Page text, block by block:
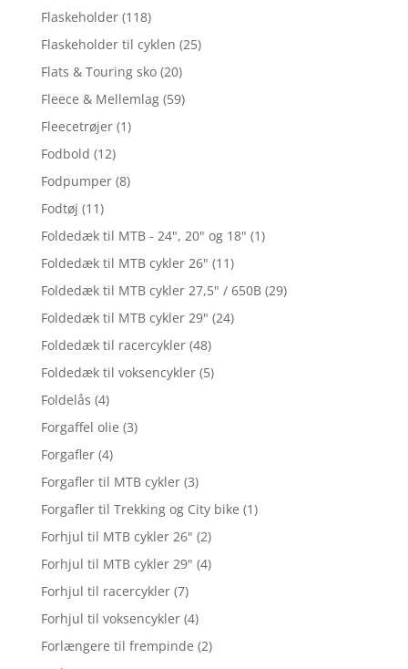
Flaskeholder (118)
Flaskeholder til cyklen (25)
Flats & Touring sko (20)
Fleece & Mellemlag (59)
Fleecetrøjer (1)
Fodbold (12)
Fodpumper (8)
Fodtøj (11)
Foldedæk til MTB - 24", 20" og 18" (1)
Foldedæk til MTB cykler 26" (11)
Foldedæk til MTB cykler 27,5" / 650B (29)
Foldedæk til MTB cykler 29" (24)
Foldedæk til racercykler (48)
Foldedæk til voksencykler (5)
Foldelås (4)
Forgaffel olie (3)
Forgafler (4)
Forgafler til MTB cykler (3)
Forgafler til Trekking og City bike (1)
Forhjul til MTB cykler 26" (2)
Forhjul til MTB cykler 29" (4)
Forhjul til racercykler (7)
Forhjul til voksencykler (4)
Forlængere til frempinde (2)